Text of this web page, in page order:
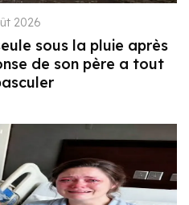
2026
sous la pluie après
de son père a tout